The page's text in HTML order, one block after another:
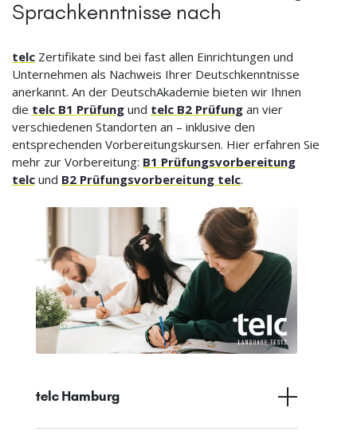
Sprachkenntnisse nach
telc Zertifikate sind bei fast allen Einrichtungen und
Unternehmen als Nachweis Ihrer Deutschkenntnisse
anerkannt. An der DeutschAkademie bieten wir Ihnen
die telc B1 Prüfung und telc B2 Prüfung an vier
verschiedenen Standorten an – inklusive den
entsprechenden Vorbereitungskursen. Hier erfahren Sie
mehr zur Vorbereitung: B1 Prüfungsvorbereitung
telc und B2 Prüfungsvorbereitung telc.
telc Hamburg